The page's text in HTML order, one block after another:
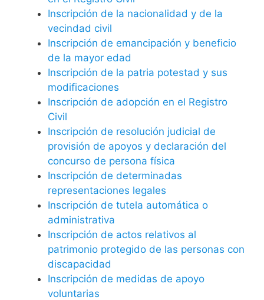
Inscripción de la nacionalidad y de la
vecindad civil
Inscripción de emancipación y beneficio
de la mayor edad
Inscripción de la patria potestad y sus
modificaciones
Inscripción de adopción en el Registro
Civil
Inscripción de resolución judicial de
provisión de apoyos y declaración del
concurso de persona física
Inscripción de determinadas
representaciones legales
Inscripción de tutela automática o
administrativa
Inscripción de actos relativos al
patrimonio protegido de las personas con
discapacidad
Inscripción de medidas de apoyo
voluntarias